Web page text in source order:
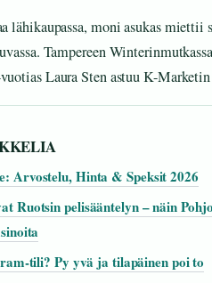
lähikaupassa, moni asukas miettii
Tampereen
Laura Sten astuu K-
Arvostelu, Hinta & Speksit 2026
Ruotsin pelisääntelyn – näin
tili? Py yvä ja tilapäinen poi to